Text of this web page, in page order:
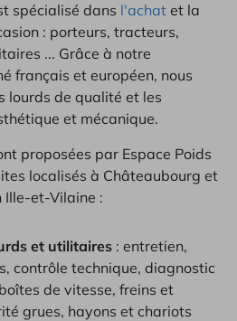
spécialisé dans l'achat et la
: porteurs, tracteurs,
... Grâce à notre
français et européen, nous
lourds de qualité et les
et mécanique.
proposées par Espace Poids
localisés à Châteaubourg et
Ille-et-Vilaine :
et utilitaires : entretien,
contrôle technique, diagnostic
de vitesse, freins et
grues, hayons et chariots